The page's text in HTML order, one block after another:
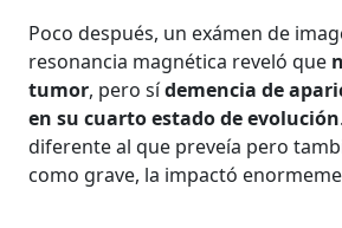
Poco después, un exámen de
resonancia magnética reveló que
tumor, pero sídemencia de
en su cuarto estado de evolución
diferente al que preveía pero
como grave, la impactó